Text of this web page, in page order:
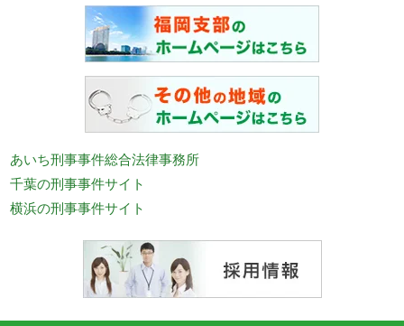
あいち刑事事件総合法律事務所
千葉の刑事事件サイト
横浜の刑事事件サイト